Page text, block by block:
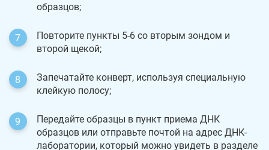
образцов;
Повторите пункты 5-6 со вторым зондом и
второй щекой;
Запечатайте конверт, используя специальную
клейкую полосу;
Передайте образцы в пункт приема ДНК
образцов или отправьте почтой на адрес ДНК-
лаборатории, который можно увидеть в разделе